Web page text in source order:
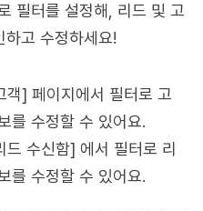
필터를 설정해, 리드 및 고
고 수정하세요!
] 페이지에서 필터로 고
를 수정할 수 있어요.
수신함] 에서 필터로 리
를 수정할 수 있어요.